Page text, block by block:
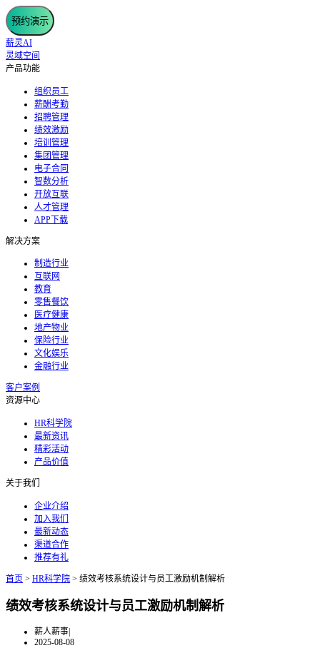
预约演示
薪灵AI
灵域空间
产品功能
组织员工
薪酬考勤
招聘管理
绩效激励
培训管理
集团管理
电子合同
智数分析
开放互联
人才管理
APP下载
解决方案
制造行业
互联网
教育
零售餐饮
医疗健康
地产物业
保险行业
文化娱乐
金融行业
客户案例
资源中心
HR科学院
最新资讯
精彩活动
产品价值
关于我们
企业介绍
加入我们
最新动态
渠道合作
推荐有礼
首页 > HR科学院 > 绩效考核系统设计与员工激励机制解析
绩效考核系统设计与员工激励机制解析
薪人薪事|
2025-08-08